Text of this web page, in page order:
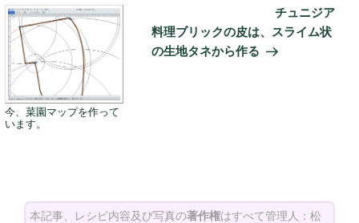
今、菜園マップを作って
います。
ー
シ
ョ
ン
の
投
稿
チュニジア
料理ブリックの皮は、スライム状
の生地タネから作る
本記事、レシピ内容及び写真の著作権はすべて管理人：松